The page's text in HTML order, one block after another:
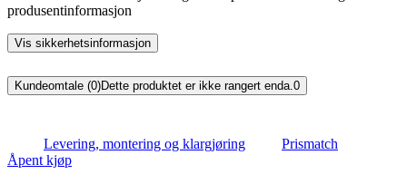
produsentinformasjon
Vis sikkerhetsinformasjon
Kundeomtale (0)Dette produktet er ikke rangert enda. 0
Levering, montering og klargjøring
Prismatch
Åpent kjøp